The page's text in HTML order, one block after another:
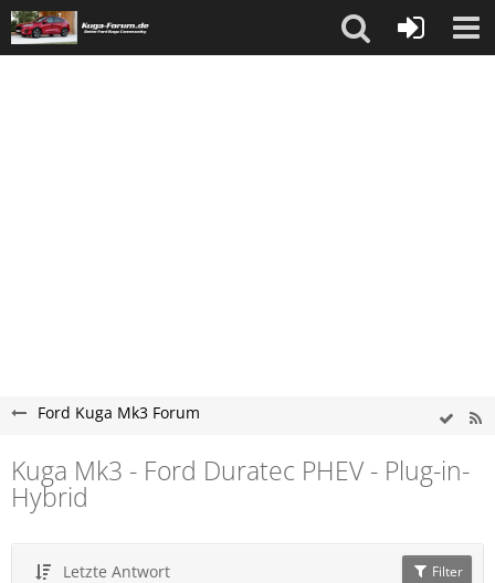
Ford Kuga Mk3 Forum
Kuga Mk3 - Ford Duratec PHEV - Plug-in-
Hybrid
Letzte Antwort Filter